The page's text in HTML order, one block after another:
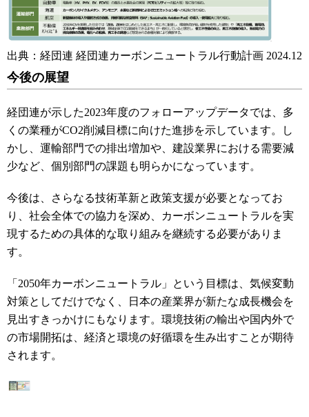
出典：経団連 経団連カーボンニュートラル行動計画 2024.12
今後の展望
経団連が示した2023年度のフォローアップデータでは、多
くの業種がCO2削減目標に向けた進捗を示しています。し
かし、運輸部門での排出増加や、建設業界における需要減
少など、個別部門の課題も明らかになっています。
今後は、さらなる技術革新と政策支援が必要となってお
り、社会全体での協力を深め、カーボンニュートラルを実
現するための具体的な取り組みを継続する必要がありま
す。
「2050年カーボンニュートラル」という目標は、気候変動
対策としてだけでなく、日本の産業界が新たな成長機会を
見出すきっかけにもなります。環境技術の輸出や国内外で
の市場開拓は、経済と環境の好循環を生み出すことが期待
されます。